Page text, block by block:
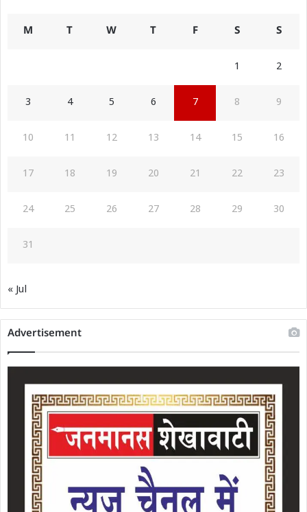
M T W T F S S
1 2
3 4 5 6 7 8 9
10 11 12 13 14 15 16
17 18 19 20 21 22 23
24 25 26 27 28 29 30
31
« Jul
Advertisement